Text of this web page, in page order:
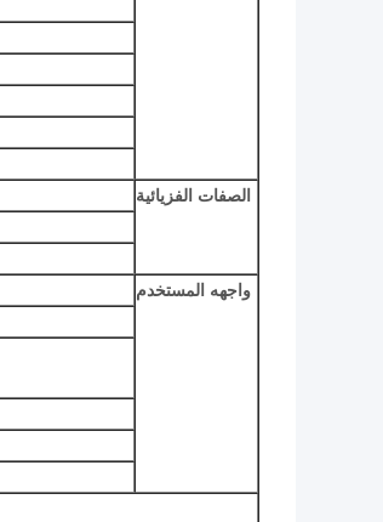
الصفات الفزيائية
واجهه المستخدم